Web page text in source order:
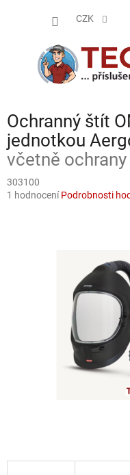
CZK
Ochranný štít
jednotkou
včetně
303100
Průměrné
1 hodnocení Podrobnosti